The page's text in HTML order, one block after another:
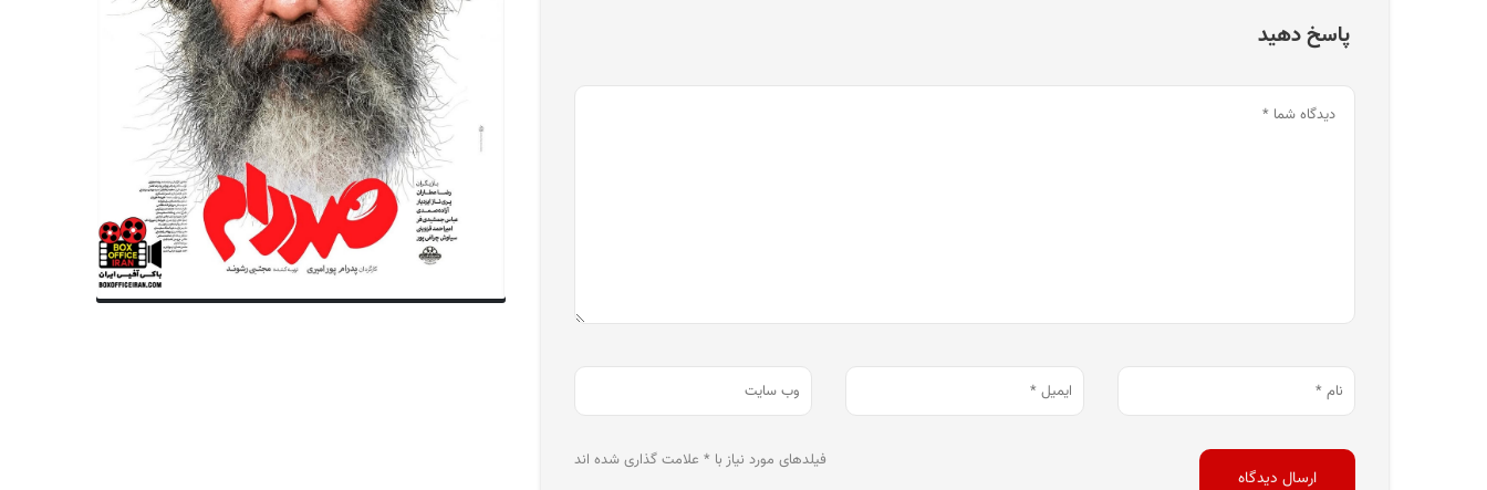
پاسخ دهید
فیلدهای مورد نیاز با * علامت گذاری شده اند